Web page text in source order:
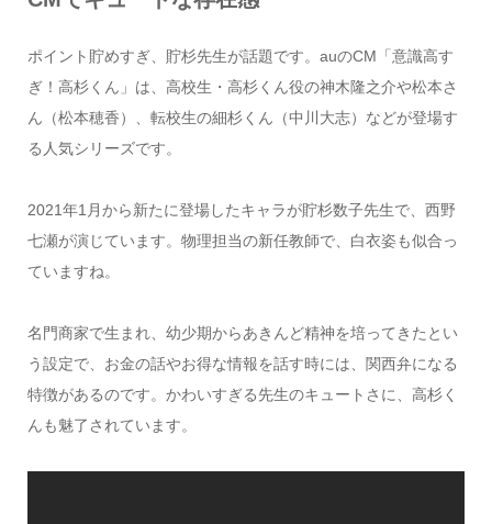
ポイント貯めすぎ、貯杉先生が話題です。auのCM「意識高す
ぎ！高杉くん」は、高校生・高杉くん役の神木隆之介や松本さ
ん（松本穂香）、転校生の細杉くん（中川大志）などが登場す
る人気シリーズです。
2021年1月から新たに登場したキャラが貯杉数子先生で、西野
七瀬が演じています。物理担当の新任教師で、白衣姿も似合っ
ていますね。
名門商家で生まれ、幼少期からあきんど精神を培ってきたとい
う設定で、お金の話やお得な情報を話す時には、関西弁になる
特徴があるのです。かわいすぎる先生のキュートさに、高杉く
んも魅了されています。